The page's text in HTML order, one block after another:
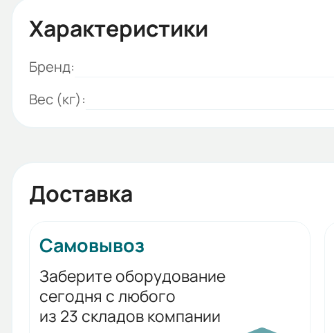
Характеристики
Бренд:
Вес (кг):
Доставка
Самовывоз
Заберите оборудование
сегодня с любого
из 23 складов компании